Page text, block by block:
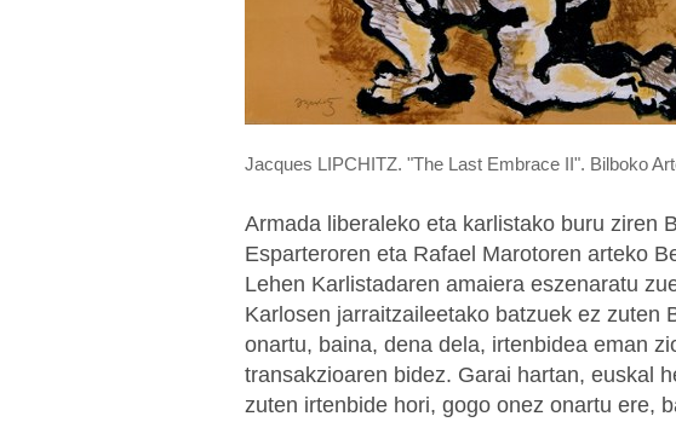
Jacques LIPCHITZ. "The Last Embrace II". Bilboko
Armada liberaleko eta karlistako buru ziren
Esparteroren eta Rafael Marotoren arteko
Lehen Karlistadaren amaiera eszenaratu
Karlosen jarraitzaileetako batzuek ez zuten
onartu, baina, dena dela, irtenbidea eman
transakzioaren bidez. Garai hartan, euskal
zuten irtenbide hori, gogo onez onartu ere,